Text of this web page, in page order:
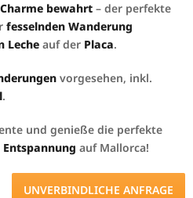
bewahrt – der perfekte
fesselnden Wanderung
Leche auf der Placa.
vorgesehen, inkl.
.
und genieße die perfekte
auf Mallorca!
UNVERBINDLICHE ANFRAGE